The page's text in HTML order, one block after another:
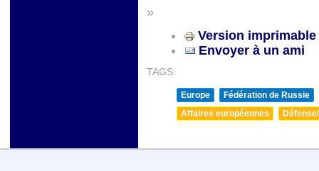
»
Version imprimable
Envoyer à un ami
TAGS:
Europe
Fédération de Russie
Affaires européennes